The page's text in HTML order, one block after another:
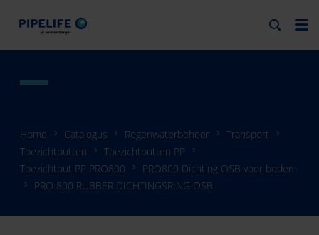
Home Catalogus Regenwaterbeheer
Transport
Toezichtputten
Toezichtputten PP
Toezichtput PP PRO800
PRO800 Dichting OSB voor bodem
PRO 800 RUBBER DICHTINGSRING OSB